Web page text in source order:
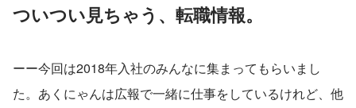
ついつい見ちゃう、転職情報。
ーー今回は2018年入社のみんなに集まってもらいまし
た。あくにゃんは広報で一緒に仕事をしているけれど、他